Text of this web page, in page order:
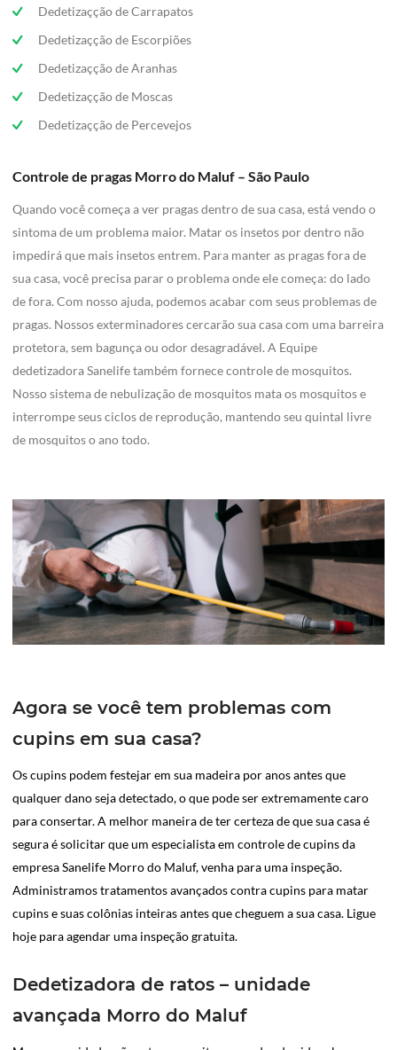
Dedetizaçção de Carrapatos
Dedetizaçção de Escorpiões
Dedetizaçção de Aranhas
Dedetizaçção de Moscas
Dedetizaçção de Percevejos
Controle de pragas Morro do Maluf – São Paulo
Quando você começa a ver pragas dentro de sua casa, está vendo o
sintoma de um problema maior. Matar os insetos por dentro não
impedirá que mais insetos entrem. Para manter as pragas fora de
sua casa, você precisa parar o problema onde ele começa: do lado
de fora. Com nosso ajuda, podemos acabar com seus problemas de
pragas. Nossos exterminadores cercarão sua casa com uma barreira
protetora, sem bagunça ou odor desagradável. A Equipe
dedetizadora Sanelife também fornece controle de mosquitos.
Nosso sistema de nebulização de mosquitos mata os mosquitos e
interrompe seus ciclos de reprodução, mantendo seu quintal livre
de mosquitos o ano todo.
Agora se você tem problemas com
cupins em sua casa?
Os cupins podem festejar em sua madeira por anos antes que
qualquer dano seja detectado, o que pode ser extremamente caro
para consertar. A melhor maneira de ter certeza de que sua casa é
segura é solicitar que um especialista em controle de cupins da
empresa Sanelife Morro do Maluf, venha para uma inspeção.
Administramos tratamentos avançados contra cupins para matar
cupins e suas colônias inteiras antes que cheguem a sua casa. Ligue
hoje para agendar uma inspeção gratuita.
Dedetizadora de ratos – unidade
avançada Morro do Maluf